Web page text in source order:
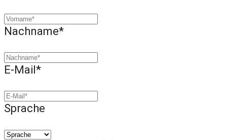
Nachname*
E-Mail*
Sprache